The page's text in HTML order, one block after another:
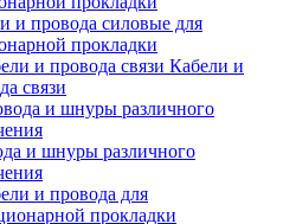
и провода силовые для
прокладки
Кабели и
связи
и шнуры различного